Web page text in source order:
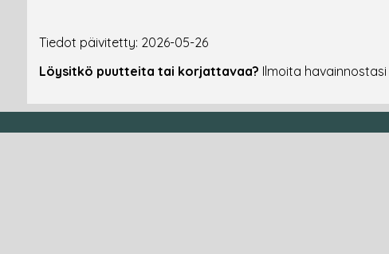
Tiedot päivitetty: 2026-05-26
Löysitkö puutteita tai korjattavaa? Ilmoita havainnostasi